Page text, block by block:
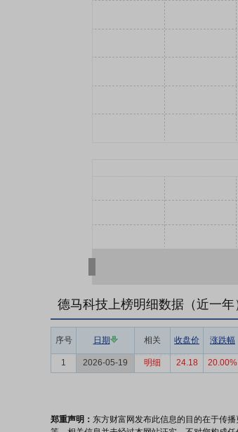
德马科技上榜明细数据（近一年
序号 日期 相关 收盘价 涨跌幅
1 2026-05-19 明细 24.18 20.00%
郑重声明： 东方财富网发布此信息的目的在于传